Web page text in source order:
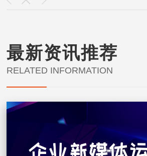
最新资讯推荐
RELATED INFORMATION